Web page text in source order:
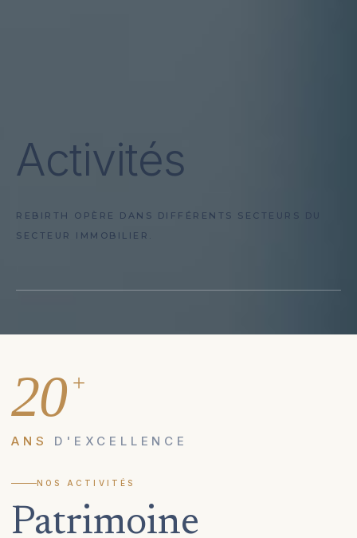
Activités
REBIRTH OPÈRE DANS DIFFÉRENTS SECTEURS DU
SECTEUR IMMOBILIER.
20 +
ANS D'EXCELLENCE
NOS ACTIVITÉS
Patrimoine